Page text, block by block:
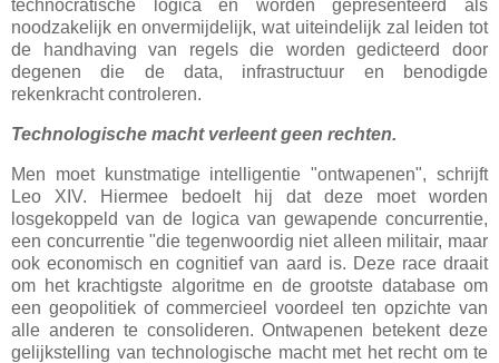
technocratische logica en worden gepresenteerd als
noodzakelijk en onvermijdelijk, wat uiteindelijk zal leiden tot
de handhaving van regels die worden gedicteerd door
degenen die de data, infrastructuur en benodigde
rekenkracht controleren.
Technologische macht verleent geen rechten.
Men moet kunstmatige intelligentie "ontwapenen", schrijft
Leo XIV. Hiermee bedoelt hij dat deze moet worden
losgekoppeld van de logica van gewapende concurrentie,
een concurrentie "die tegenwoordig niet alleen militair, maar
ook economisch en cognitief van aard is. Deze race draait
om het krachtigste algoritme en de grootste database om
een geopolitiek of commercieel voordeel ten opzichte van
alle anderen te consolideren. Ontwapenen betekent deze
gelijkstelling van technologische macht met het recht om te